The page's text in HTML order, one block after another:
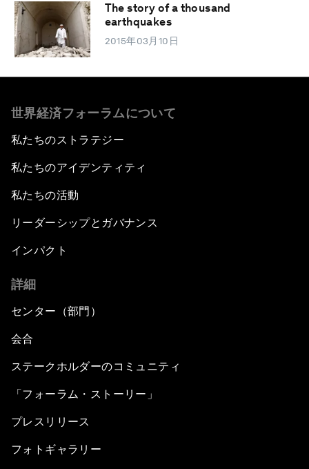
The story of a thousand
earthquakes
2015年03月10日
世界経済フォーラムについて
私たちのストラテジー
私たちのアイデンティティ
私たちの活動
リーダーシップとガバナンス
インパクト
詳細
センター（部門）
会合
ステークホルダーのコミュニティ
「フォーラム・ストーリー」
プレスリリース
フォトギャラリー